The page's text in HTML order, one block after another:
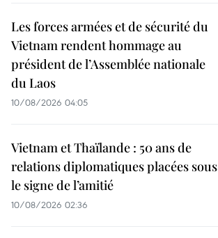
Les forces armées et de sécurité du
Vietnam rendent hommage au
président de l’Assemblée nationale
du Laos
10/08/2026 04:05
Vietnam et Thaïlande : 50 ans de
relations diplomatiques placées sous
le signe de l’amitié
10/08/2026 02:36